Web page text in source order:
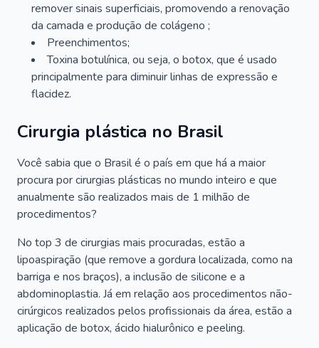
remover sinais superficiais, promovendo a renovação
da camada e produção de colágeno ;
Preenchimentos;
Toxina botulínica, ou seja, o botox, que é usado
principalmente para diminuir linhas de expressão e
flacidez.
Cirurgia plástica no Brasil
Você sabia que o Brasil é o país em que há a maior
procura por cirurgias plásticas no mundo inteiro e que
anualmente são realizados mais de 1 milhão de
procedimentos?
No top 3 de cirurgias mais procuradas, estão a
lipoaspiração (que remove a gordura localizada, como na
barriga e nos braços), a inclusão de silicone e a
abdominoplastia. Já em relação aos procedimentos não-
cirúrgicos realizados pelos profissionais da área, estão a
aplicação de botox, ácido hialurônico e peeling.